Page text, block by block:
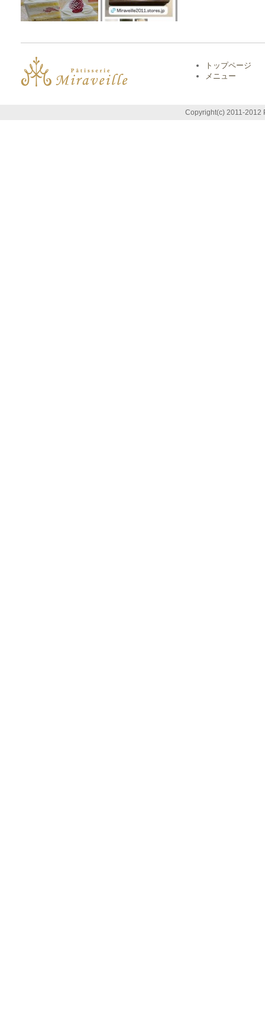
トップページ
メニュー
Copyright(c) 2011-2012